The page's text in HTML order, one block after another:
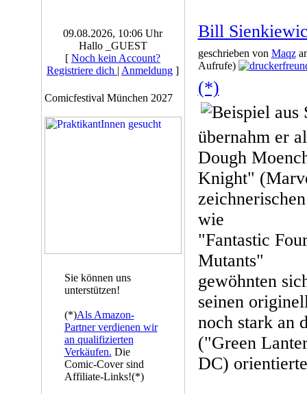
09.08.2026, 10:06 Uhr
Hallo _GUEST
[ Noch kein Account?
Registriere dich | Anmeldung ]
Comicfestival München 2027
Sie können uns
unterstützen!
(*)Als Amazon-
Partner verdienen wir
an qualifizierten
Verkäufen. Die
Comic-Cover sind
Affiliate-Links!(*)
Bill
geschrieben von Maqz
Aufrufe)
(*)
übernahm er
Dough
Knight"
wie
"Fantastic
Mutants"
gewöhnten
seinen
noch stark an
("Green
DC)